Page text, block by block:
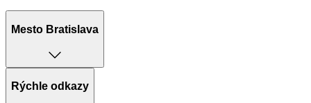
Mesto Bratislava
Rýchle odkazy